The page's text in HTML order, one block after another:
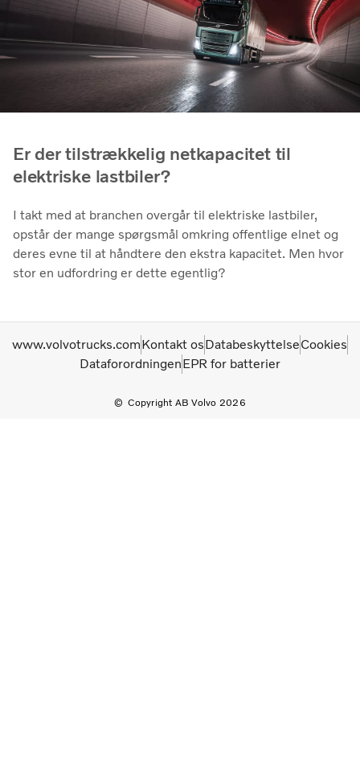
Er der tilstrækkelig netkapacitet til
elektriske lastbiler?
I takt med at branchen overgår til elektriske lastbiler,
opstår der mange spørgsmål omkring offentlige elnet og
deres evne til at håndtere den ekstra kapacitet. Men hvor
stor en udfordring er dette egentlig?
Copyright AB Volvo 2026
www.volvotrucks.comKontakt osDatabeskyttelseCookies
DataforordningenEPR for batterier